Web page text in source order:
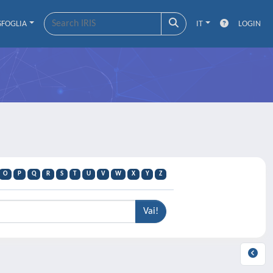
IT LOGIN
O P Q R S T U V W X Y Z